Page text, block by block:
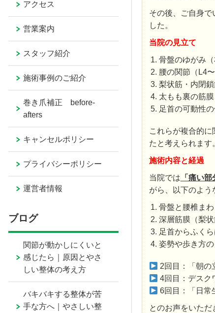
その後、ご自身で
した。
当院の見立て
骨盤のゆがみ（
腰の関節（L4
梨状筋・内閉
太もも裏の筋
足首の可動性
これらが複合的
たと考えられます
施術内容と経過
当院では 「痛い
がら、以下のよう
骨盤と腰椎ま
深層筋膜（梨
足首からふく
姿勢や歩き方
2回目：「朝の
4回目：デスク
6回目：「日常
とのお声をいただ
アクセス
営業案内
スタッフ紹介
施術事例のご紹介
巻き爪補正 before-
afters
キャンセルポリシー
プライバシーポリシー
運営者情報
ブログ
関節が動かしにくいと
感じたら｜原因とやさ
しい整体の考え方
バキバキする整体が苦
手な方へ｜やさしい整